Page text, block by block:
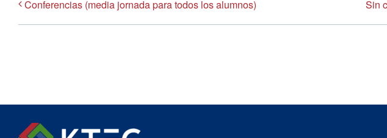
Conferencias (media jornada para todos los alumnos) Sin